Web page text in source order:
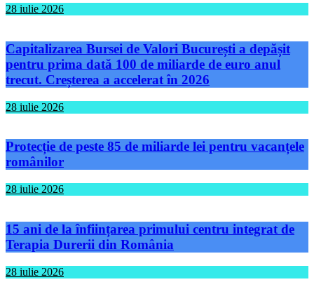
28 iulie 2026
Capitalizarea Bursei de Valori București a depășit
pentru prima dată 100 de miliarde de euro anul
trecut. Creșterea a accelerat în 2026
28 iulie 2026
Protecție de peste 85 de miliarde lei pentru vacanțele
românilor
28 iulie 2026
15 ani de la înființarea primului centru integrat de
Terapia Durerii din România
28 iulie 2026